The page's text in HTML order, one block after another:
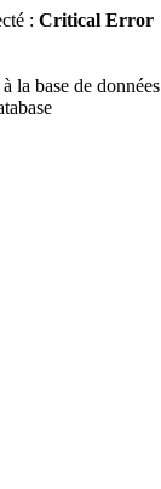
: Critical Error
la base de données